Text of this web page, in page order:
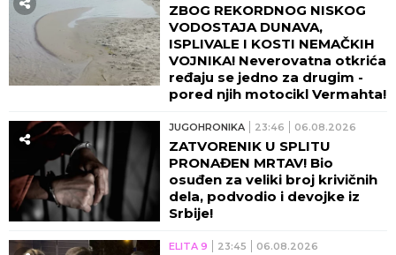
ZBOG REKORDNOG NISKOG
VODOSTAJA DUNAVA,
ISPLIVALE I KOSTI NEMAČKIH
VOJNIKA! Neverovatna otkrića
ređaju se jedno za drugim -
pored njih motocikl Vermahta!
JUGOHRONIKA 23:46 06.08.2026
ZATVORENIK U SPLITU
PRONAĐEN MRTAV! Bio
osuđen za veliki broj krivičnih
dela, podvodio i devojke iz
Srbije!
ELITA 9 23:45 06.08.2026